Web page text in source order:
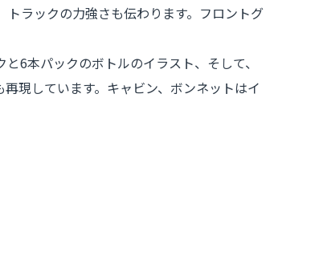
ラックの力強さも伝わります。フロントグ
6本パックのボトルのイラスト、そして、
現しています。キャビン、ボンネットはイ